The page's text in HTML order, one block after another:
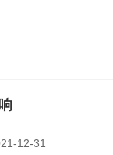
12-31